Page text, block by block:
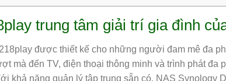
trung tâm giải trí gia đình
được thiết kế cho những người đam mê đa
mà đến TV, điện thoại thông minh và trình phát đa
khả năng quản lý tập trung sẵn có, NAS Synology